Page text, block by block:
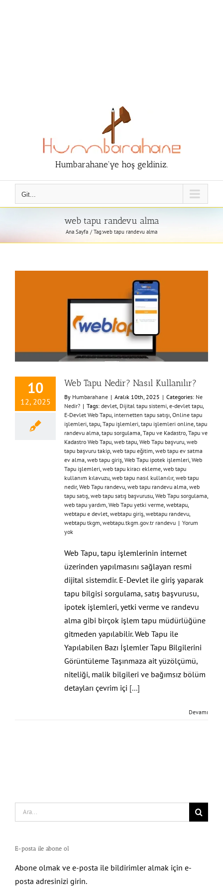
Humbarahane'ye hoş geldiniz.
Git...
web tapu randevu alma
Ana Sayfa Tag:web tapu randevu alma
10
12, 2025
Web Tapu Nedir? Nasıl Kullanılır?
By Humbarahane | Aralık 10th, 2025 | Categories: Ne
Nedir? | Tags: devlet Dijital tapu sistemi e-devlet tapu
E-Devlet Web Tapu internetten tapu satışı Online tapu
işlemleri tapu Tapu işlemleri tapu işlemleri online tapu
randevu alma tapu sorgulama Tapu ve Kadastro Tapu ve
Kadastro Web Tapu web tapu Web Tapu başvuru web
tapu başvuru takip web tapu eğitim web tapu ev satma
ev alma web tapu giriş Web Tapu ipotek işlemleri Web
Tapu işlemleri web tapu kiracı ekleme web tapu
kullanım kılavuzu web tapu nasıl kullanılır, web tapu
nedir, Web Tapu randevu web tapu randevu alma web
tapu satış web tapu satış başvurusu Web Tapu sorgulama
web tapu yardım Web Tapu yetki verme webtapu
webtapu e devlet webtapu giriş webtapu randevu
webtapu tkgm webtapu.tkgm.gov.tr randevu | Yorum
yok
Web Tapu, tapu işlemlerinin internet
üzerinden yapılmasını sağlayan resmi
dijital sistemdir. E-Devlet ile giriş yaparak
tapu bilgisi sorgulama, satış başvurusu,
ipotek işlemleri, yetki verme ve randevu
alma gibi birçok işlem tapu müdürlüğüne
gitmeden yapılabilir. Web Tapu ile
Yapılabilen Bazı İşlemler Tapu Bilgilerini
Görüntüleme Taşınmaza ait yüzölçümü,
niteliği, malik bilgileri ve bağımsız bölüm
detayları çevrim içi [...]
Devamı
Search
for:
E-posta ile abone ol
Abone olmak ve e-posta ile bildirimler almak için e-
posta adresinizi girin.